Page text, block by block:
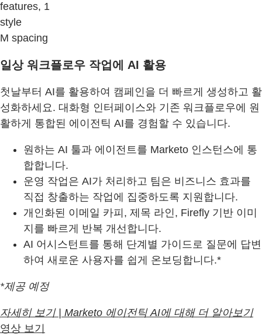
features, 1
style
M spacing
일상 워크플로우 작업에 AI 활용
첫날부터 AI를 활용하여 캠페인을 더 빠르게 생성하고 활
성화하세요. 대화형 인터페이스와 기존 워크플로우에 원
활하게 통합된 에이전틱 AI를 경험할 수 있습니다.
원하는 AI 툴과 에이전트를 Marketo 인스턴스에 통
합합니다.
운영 작업은 AI가 처리하고 팀은 비즈니스 효과를
직접 창출하는 작업에 집중하도록 지원합니다.
개인화된 이메일 카피, 제목 라인, Firefly 기반 이미
지를 빠르게 반복 개선합니다.
AI 어시스턴트를 통해 단계별 가이드로 질문에 답변
하여 새로운 사용자를 쉽게 온보딩합니다.*
*제공 예정
자세히 보기 | Marketo 에이전틱 AI에 대해 더 알아보기
영상 보기